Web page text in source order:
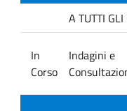
A TUTTI
In
Corso
Indagini e